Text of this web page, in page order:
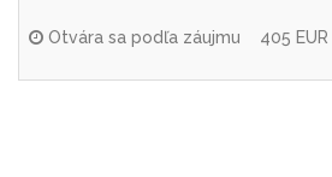
Otvára sa podľa záujmu 405 EUR